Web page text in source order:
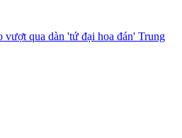
vượt qua dàn 'tứ đại hoa đán' Trung